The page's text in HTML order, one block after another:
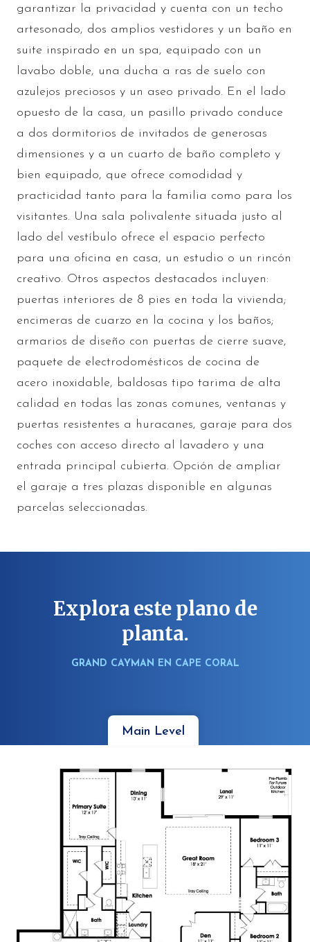
garantizar la privacidad y cuenta con un techo
artesonado, dos amplios vestidores y un baño en
suite inspirado en un spa, equipado con un
lavabo doble, una ducha a ras de suelo con
azulejos preciosos y un aseo privado. En el lado
opuesto de la casa, un pasillo privado conduce
a dos dormitorios de invitados de generosas
dimensiones y a un cuarto de baño completo y
bien equipado, que ofrece comodidad y
practicidad tanto para la familia como para los
visitantes. Una sala polivalente situada justo al
lado del vestíbulo ofrece el espacio perfecto
para una oficina en casa, un estudio o un rincón
creativo. Otros aspectos destacados incluyen:
puertas interiores de 8 pies en toda la vivienda;
encimeras de cuarzo en la cocina y los baños;
armarios de diseño con puertas de cierre suave,
paquete de electrodomésticos de cocina de
acero inoxidable, baldosas tipo tarima de alta
calidad en todas las zonas comunes, ventanas y
puertas resistentes a huracanes, garaje para dos
coches con acceso directo al lavadero y una
entrada principal cubierta. Opción de ampliar
el garaje a tres plazas disponible en algunas
parcelas seleccionadas.
Explora este plano de
planta.
GRAND CAYMAN EN CAPE CORAL
Main Level